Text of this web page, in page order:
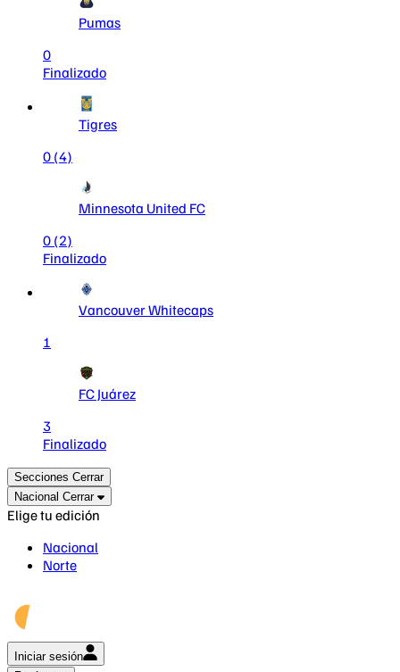
Pumas
0
Finalizado
Tigres
0 (4)
Minnesota United FC
0 (2)
Finalizado
Vancouver Whitecaps
1
FC Juárez
3
Finalizado
Secciones Cerrar
Nacional Cerrar
Elige tu edición
Nacional
Norte
Iniciar sesión